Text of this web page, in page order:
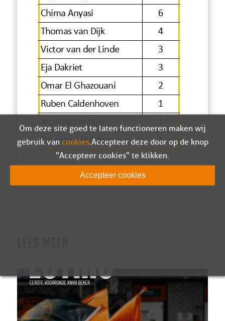
Om deze site goed te laten functioneren maken wij
gebruik van cookies. Accepteer deze door op de knop
"Accepteer cookies" te klikken.
Accepteer cookies